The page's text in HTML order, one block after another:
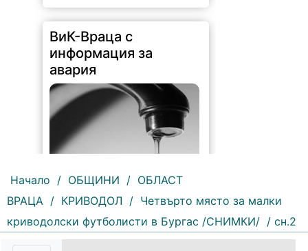
ВиК-Враца с
информация за
авария
218 | 2026-08-07 10:31:48
"Водоснабдяване и канализация“
ООД – Враца уведомява своите
Начало / ОБЩИНИ / ОБЛАСТ
ВРАЦА / КРИВОДОЛ / Четвърто място за малки
криводолски футболисти в Бургас /СНИМКИ/ / сн.2